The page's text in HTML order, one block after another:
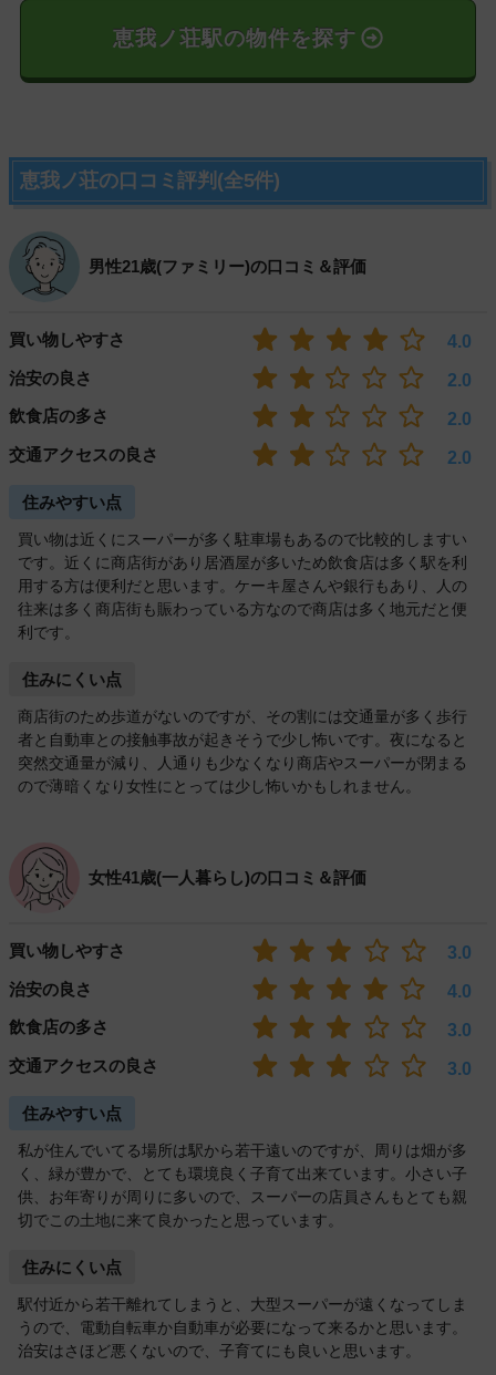
恵我ノ荘駅の物件を探す
恵我ノ荘の口コミ評判(全5件)
男性21歳(ファミリー)の口コミ＆評価
買い物しやすさ
4.0
治安の良さ
2.0
飲食店の多さ
2.0
交通アクセスの良さ
2.0
住みやすい点
買い物は近くにスーパーが多く駐車場もあるので比較的しますい
です。近くに商店街があり居酒屋が多いため飲食店は多く駅を利
用する方は便利だと思います。ケーキ屋さんや銀行もあり、人の
往来は多く商店街も賑わっている方なので商店は多く地元だと便
利です。
住みにくい点
商店街のため歩道がないのですが、その割には交通量が多く歩行
者と自動車との接触事故が起きそうで少し怖いです。夜になると
突然交通量が減り、人通りも少なくなり商店やスーパーが閉まる
ので薄暗くなり女性にとっては少し怖いかもしれません。
女性41歳(一人暮らし)の口コミ＆評価
買い物しやすさ
3.0
治安の良さ
4.0
飲食店の多さ
3.0
交通アクセスの良さ
3.0
住みやすい点
私が住んでいてる場所は駅から若干遠いのですが、周りは畑が多
く、緑が豊かで、とても環境良く子育て出来ています。小さい子
供、お年寄りが周りに多いので、スーパーの店員さんもとても親
切でこの土地に来て良かったと思っています。
住みにくい点
駅付近から若干離れてしまうと、大型スーパーが遠くなってしま
うので、電動自転車か自動車が必要になって来るかと思います。
治安はさほど悪くないので、子育てにも良いと思います。